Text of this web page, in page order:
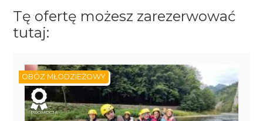
Tę ofertę możesz zarezerwować
tutaj:
OBÓZ MŁODZIEŻOWY
PROMOCJA